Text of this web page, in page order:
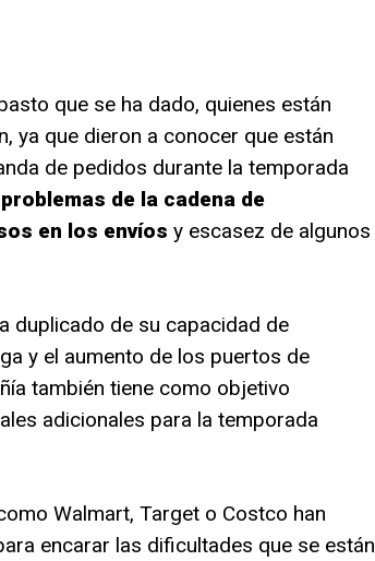
que se ha dado, quienes están
ya que dieron a conocer que están
de pedidos durante la temporada
de la cadena de
en los envíos y escasez de algunos
duplicado de su capacidad de
y el aumento de los puertos de
también tiene como objetivo
adicionales para la temporada
Walmart, Target o Costco han
encarar las dificultades que se están